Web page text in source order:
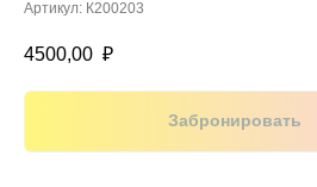
Артикул: К200203
4500,00 ₽
Забронировать